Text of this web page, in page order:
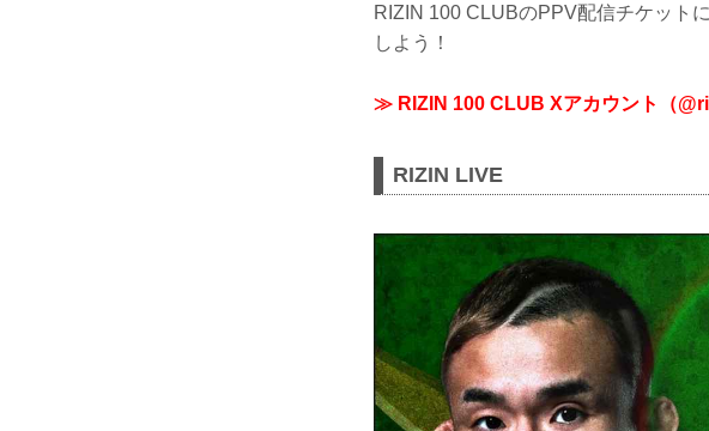
RIZIN 100 CLUBのPPV配信チケット
しよう！
≫ RIZIN 100 CLUB Xアカウント（
RIZIN LIVE